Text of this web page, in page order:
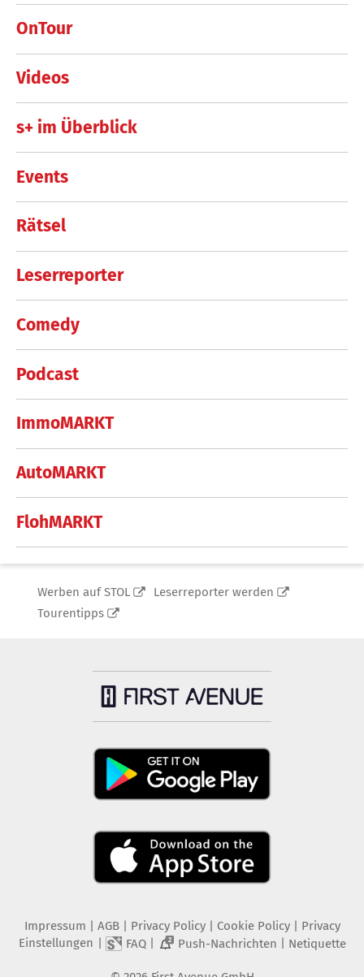
OnTour
Videos
s+ im Überblick
Events
Rätsel
Leserreporter
Comedy
Podcast
ImmoMARKT
AutoMARKT
FlohMARKT
Werben auf STOL
Leserreporter werden
Tourentipps
Impressum | AGB | Privacy Policy| Cookie Policy| Privacy
Einstellungen | FAQ| 2 Push-Nachrichten | Netiquette